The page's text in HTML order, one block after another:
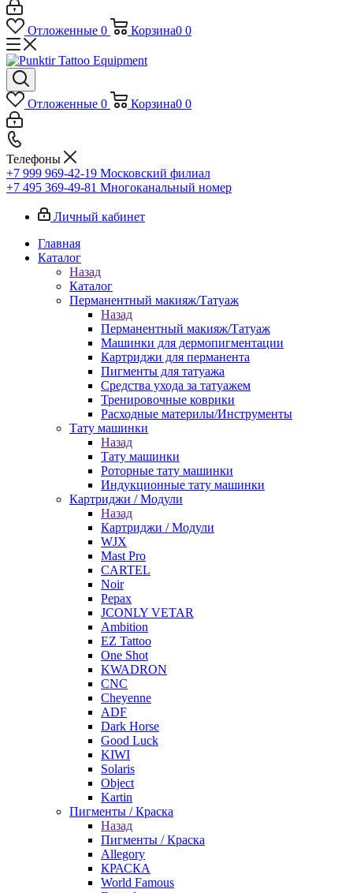
Отложенные 0 Корзина0 0
Отложенные 0 Корзина0 0
Телефоны
+7 999 969-42-19 Московский филиал
+7 495 369-49-81 Многоканальный номер
Личный кабинет
Главная
Каталог
Назад
Каталог
Перманентный макияж/Татуаж
Назад
Перманентный макияж/Татуаж
Машинки для дермопигментации
Картриджи для перманента
Пигменты для татуажа
Средства ухода за татуажем
Тренировочные коврики
Расходные материлы/Инструменты
Тату машинки
Назад
Тату машинки
Роторные тату машинки
Индукционные тату машинки
Картриджи / Модули
Назад
Картриджи / Модули
WJX
Mast Pro
CARTEL
Noir
Pepax
JCONLY VETAR
Ambition
EZ Tattoo
One Shot
KWADRON
CNC
Cheyenne
ADF
Dark Horse
Good Luck
KIWI
Solaris
Object
Kartin
Пигменты / Краска
Назад
Пигменты / Краска
Allegory
КРАСКА
World Famous